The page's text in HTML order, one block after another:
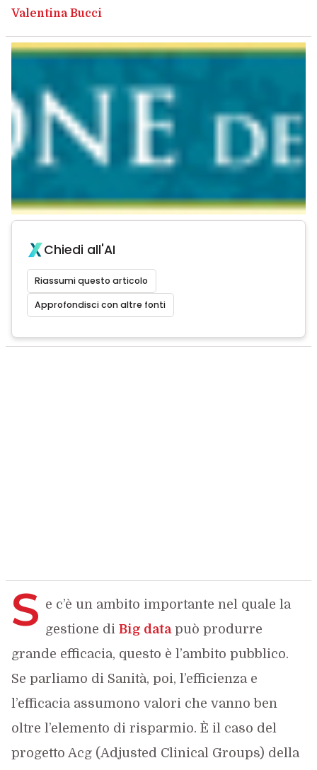
Valentina Bucci
Chiedi all'AI
Riassumi questo articolo
Approfondisci con altre fonti
S e c’è un ambito importante nel quale la
gestione di Big datapuò produrre
grande efficacia, questo è l’ambito pubblico.
Se parliamo di Sanità, poi, l’efficienza e
l’efficacia assumono valori che vanno ben
oltre l’elemento di risparmio. È il caso del
progetto Acg (Adjusted Clinical Groups) della